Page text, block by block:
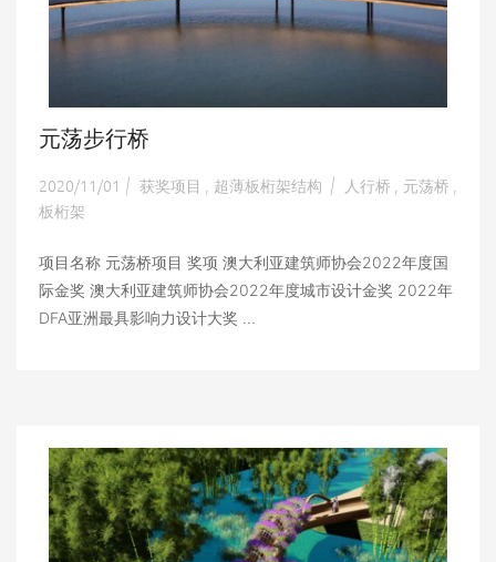
元荡步行桥
2020/11/01 | 获奖项目 超薄板桁架结构 | 人行桥 元荡桥
板桁架
项目名称 元荡桥项目 奖项 澳大利亚建筑师协会2022年度国
际金奖 澳大利亚建筑师协会2022年度城市设计金奖 2022年
DFA亚洲最具影响力设计大奖 ...